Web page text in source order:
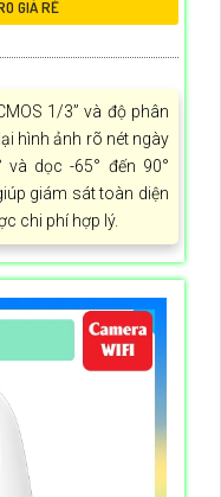
GIÁ RẺ
1/3” và độ phân
hình ảnh rõ nét ngày
và dọc -65° đến 90°
giám sát toàn diện
chi phí hợp lý.